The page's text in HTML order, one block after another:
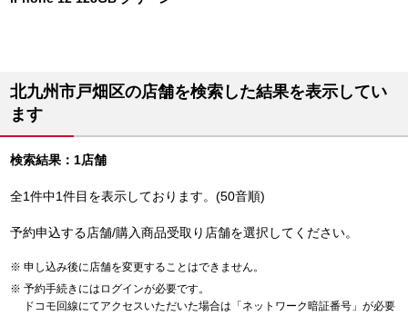
北九州市戸畑区の店舗を検索した結果を表示してい
ます
検索結果：1店舗
全1件中1件目を表示しております。(50音順)
予約申込する店舗/購入商品受取り店舗を選択してください。
申し込み後に店舗を変更することはできません。
予約手続きにはログインが必要です。
ドコモ回線にてアクセスいただいた場合は「ネットワーク暗証番号」が必要